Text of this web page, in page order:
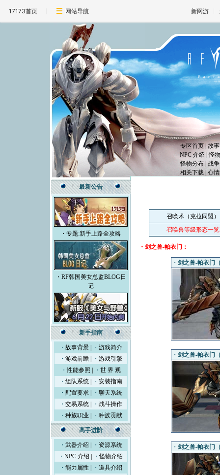
17173首页 网站导航 新网游
专区首页 故
NPC 介绍
怪
怪物分布 战
相关下载
心
最新公告
・专题:新手上路全攻略
・RF韩国美女总监BLOG日
记
新手指南
・ 故事背景 ・ 游戏简介
・ 游戏前瞻 ・ 游戏引擎
・性能参照 ・ 世 界 观
・ 组队系统 ・ 安装指南
・ 配置要求 ・ 聊天系统
・ 交易系统 ・ 战斗操作
・ 种族职业 ・ 种族贡献
高手进阶
・ 武器介绍 ・ 资源系统
・NPC 介绍 ・怪物介绍
・ 能力属性 ・ 道具介绍
召唤术（克拉同盟）
召唤兽等级形态一览
・剑之兽-帕衣门：
・ 剑之兽-帕衣门
・ 剑之兽-帕衣门
・ 剑之兽-帕衣门